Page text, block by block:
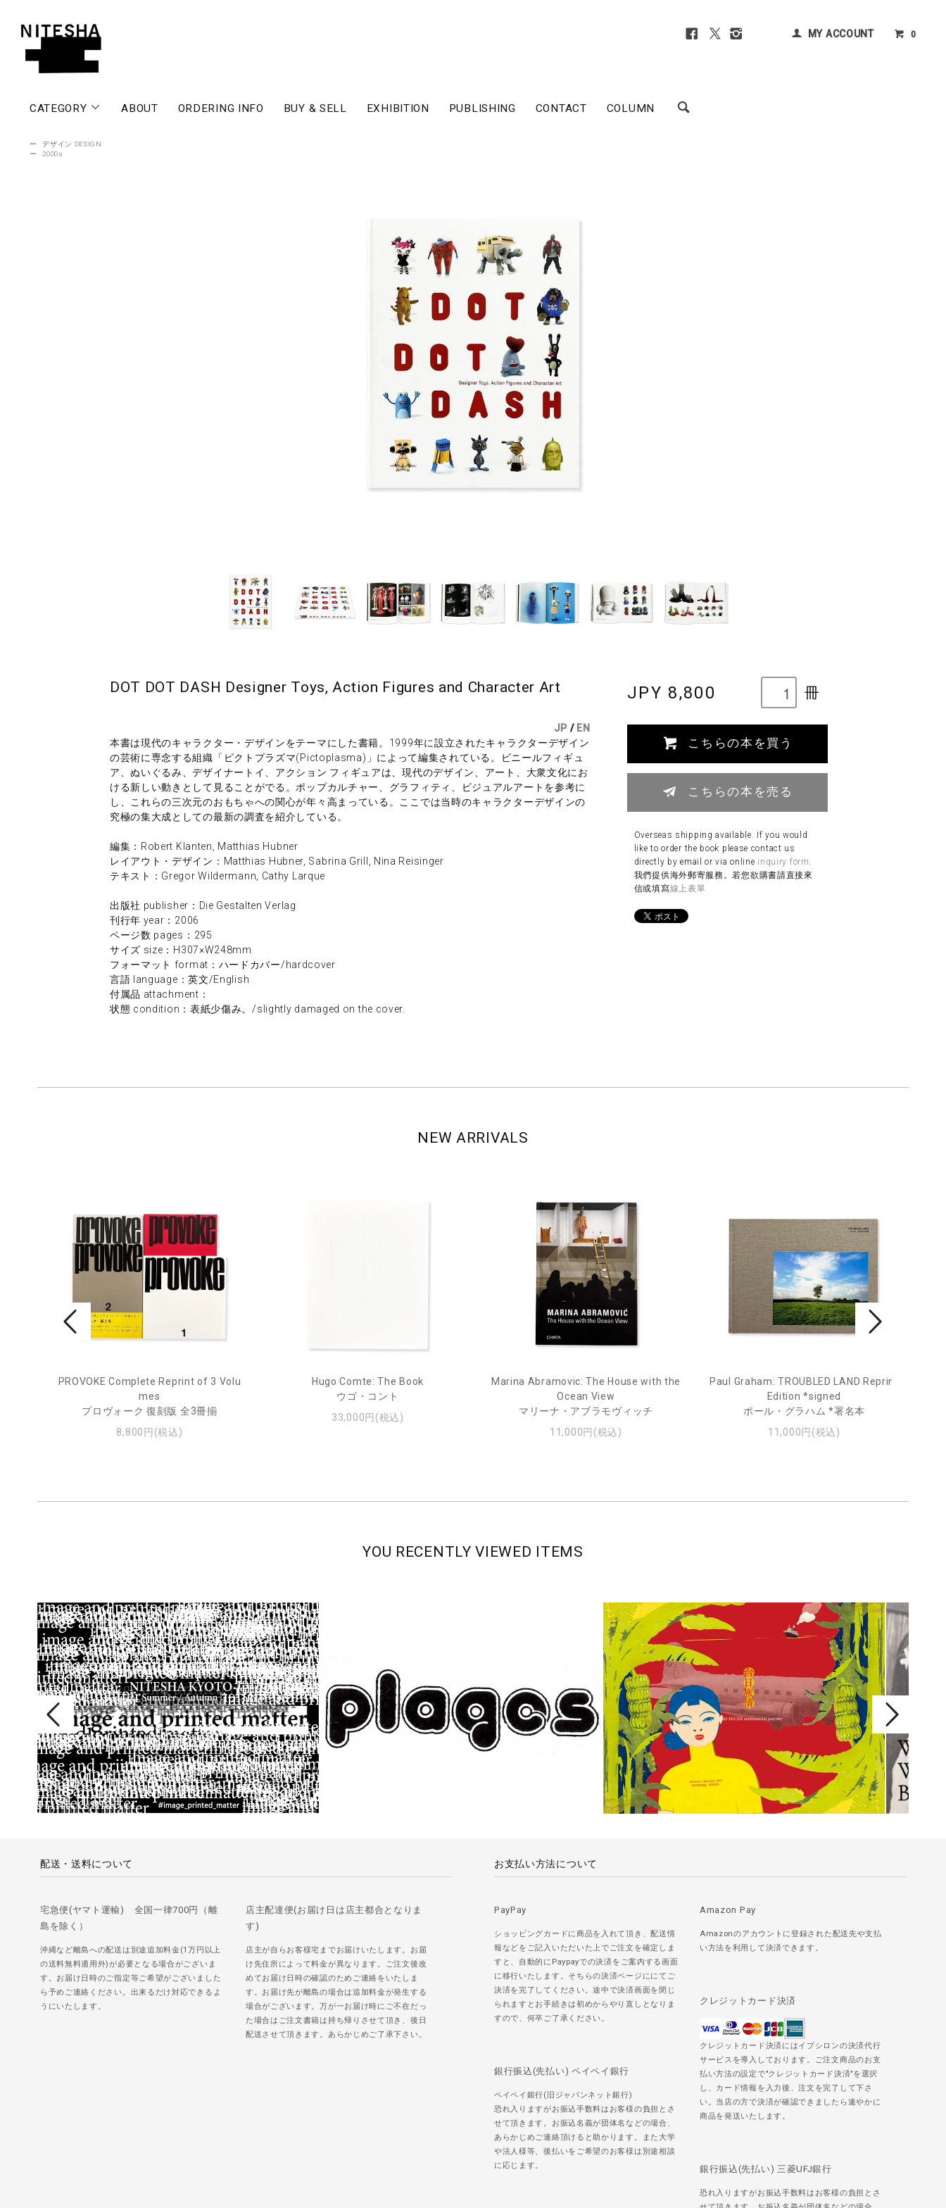
MY ACCOUNT 0
CATEGORY ABOUT ORDERING INFO BUY & SELL EXHIBITION PUBLISHING CONTACT COLUMN
ー
デザイン DESIGN
ー
2000s
DOT DOT DASH Designer Toys, Action Figures and Character Art
JP / EN
本書は現代のキャラクター・デザインをテーマにした書籍。1999年に設立されたキャラクターデザイン
の芸術に専念する組織「ピクトプラズマ(Pictoplasma)」によって編集されている。ビニールフィギュ
ア、ぬいぐるみ、デザイナートイ、アクション フィギュアは、現代のデザイン、アート、大衆文化にお
ける新しい動きとして見ることがでる。ポップカルチャー、グラフィティ、ビジュアルアートを参考に
し、これらの三次元のおもちゃへの関心が年々高まっている。ここでは当時のキャラクターデザインの
究極の集大成としての最新の調査を紹介している。
編集：Robert Klanten, Matthias Hubner
レイアウト・デザイン：Matthias Hubner, Sabrina Grill, Nina Reisinger
テキスト：Gregor Wildermann, Cathy Larque
出版社 publisher：Die Gestalten Verlag
刊行年 year：2006
ページ数 pages：295
サイズ size：H307×W248mm
フォーマット format：ハードカバー/hardcover
言語 language：英文/English
付属品 attachment：
状態 condition：表紙少傷み。/slightly damaged on the cover.
JPY 8,800 冊
こちらの本を買う
こちらの本を売る
Overseas shipping available. If you would
like to order the book please contact us
directly by email or via online inquiry form .
我們提供海外郵寄服務。若您欲購書請直接來
信或填寫線上表單
NEW ARRIVALS
PROVOKE Complete Reprint of 3 Volu
mes
プロヴォーク 復刻版 全3冊揃
8,800円(税込)
Hugo Comte: The Book
ウゴ・コント
33,000円(税込)
Marina Abramovic: The House with the
Ocean View
マリーナ・アブラモヴィッチ
11,000円(税込)
Paul Graham: TROUBLED LAND Reprint
Edition *signed
ポール・グラハム *署名本
11,000円(税込)
YOU RECENTLY VIEWED ITEMS
配送・送料について
宅急便(ヤマト運輸) 全国一律700円（離
島を除く）
沖縄など離島への配送は別途追加料金(1万円以上
の送料無料適用外)が必要となる場合がございま
す。お届け日時のご指定等ご希望がございました
ら予めご連絡ください。出来るだけ対応できるよ
うにいたします。
店主配達便(お届け日は店主都合となりま
す)
店主が自らお客様宅までお届けいたします。お届
け先住所によって料金が異なります。ご注文後改
めてお届け日時の確認のためご連絡をいたしま
す。お届け先が離島の場合は追加料金が発生する
場合がございます。万が一お届け時にご不在だっ
た場合はご注文書籍は持ち帰りさせて頂き、後日
配送させて頂きます。あらかじめご了承下さい。
お支払い方法について
PayPay
ショッピングカードに商品を入れて頂き、配送情
報などをご記入いただいた上でご注文を確定しま
すと、自動的にPaypayでの決済をご案内する画面
に移行いたします。そちらの決済ページににてご
決済を完了してください。途中で決済画面を閉じ
られますとお手続きは初めからやり直しとなりま
すので、何卒ご了承ください。
Amazon Pay
Amazonのアカウントに登録された配送先や支払
い方法を利用して決済できます。
クレジットカード決済
クレジットカード決済にはイプシロンの決済代行
サービスを導入しております。ご注文商品のお支
払い方法の設定で"クレジットカード決済"を選択
し、カード情報を入力後、注文を完了して下さ
い。当店の方で決済が確認できましたら速やかに
商品を発送いたします。
銀行振込(先払い) ペイペイ銀行
ペイペイ銀行(旧ジャパンネット銀行)
恐れ入りますがお振込手数料はお客様の負担とさ
せて頂きます。お振込名義が団体名などの場合、
あらかじめご連絡頂けると助かります。また大学
や法人様等、後払いをご希望のお客様は別途相談
に応じます。
銀行振込(先払い) 三菱UFJ銀行
恐れ入りますがお振込手数料はお客様の負担とさ